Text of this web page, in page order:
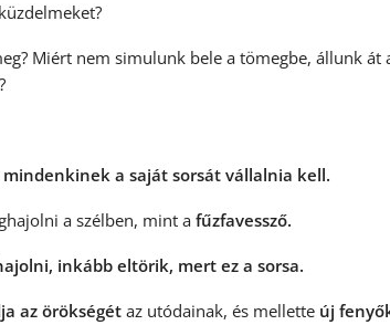
Miért nem simulunk bele a tömegbe, állunk át
mindenkinek a saját sorsát vállalnia kell.
a szélben, mint a fűzfavessző.
inkább eltörik, mert ez a sorsa.
az örökségét az utódainak, és mellette új